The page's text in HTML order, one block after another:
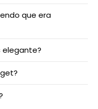
que era
elegante?